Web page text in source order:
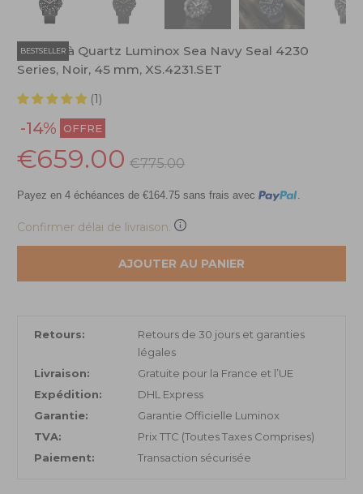
BESTSELLER
Montre à Quartz Luminox Sea Navy Seal 4230
Series, Noir, 45 mm, XS.4231.SET
(1)
-14% OFFRE
€659.00 €775.00
Payez en 4 échéances de €164.75 sans frais avec .
Confirmer délai de livraison.
AJOUTER AU PANIER
Retours:
Retours de 30 jours et garanties
légales
Livraison:
Gratuite pour la France et l’UE
Expédition:
DHL Express
Garantie:
Garantie Officielle Luminox
TVA:
Prix TTC (Toutes Taxes Comprises)
Paiement:
Transaction sécurisée